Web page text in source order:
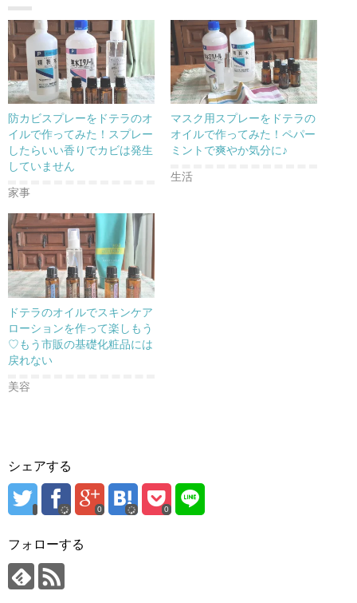
t
t
e
r
共
有
新
し
い
ウ
ィ
ン
ド
ウ
で
開
ま
す
有
る
に
は
ク
リ
ッ
ク
し
て
く
だ
さ
い
(
新
ン
ド
ウ
で
開
き
ま
す
)
l
e
+
で
共
有
(
新
し
い
ウ
ィ
ン
ド
ウ
防カビスプレーをドテラのオ
イルで作ってみた！スプレー
したらいい香りでカビは発生
していません
家事
マスク用スプレーをドテラの
オイルで作ってみた！ペパー
ミントで爽やか気分に♪
生活
ドテラのオイルでスキンケア
ローションを作って楽しもう
♡もう市販の基礎化粧品には
戻れない
美容
シェアする
0 0
フォローする